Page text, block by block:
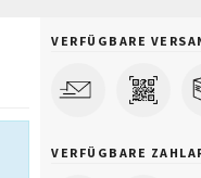
VERFÜGBARE
VERFÜGBARE